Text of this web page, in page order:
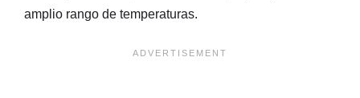
amplio rango de temperaturas.